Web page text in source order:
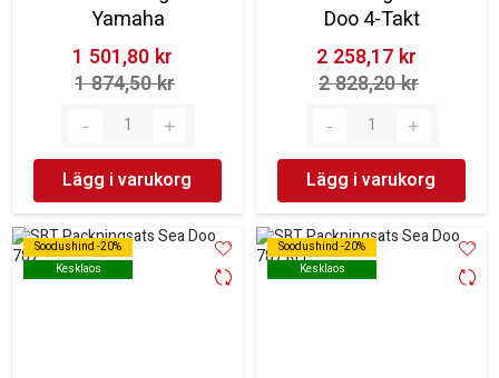
Yamaha
1 501,80 kr‎
1 874,50 kr‎
Lägg i varukorg
Doo 4-Takt
2 258,17 kr‎
2 828,20 kr‎
Lägg i varukorg
Soodushind -20%
Kesklaos
Soodushind -20%
Kesklaos
Soodushind -20%
Kesklaos
Soodushind -20%
Kesklaos